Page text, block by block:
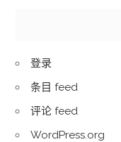
登录
条目 feed
评论 feed
WordPress.org